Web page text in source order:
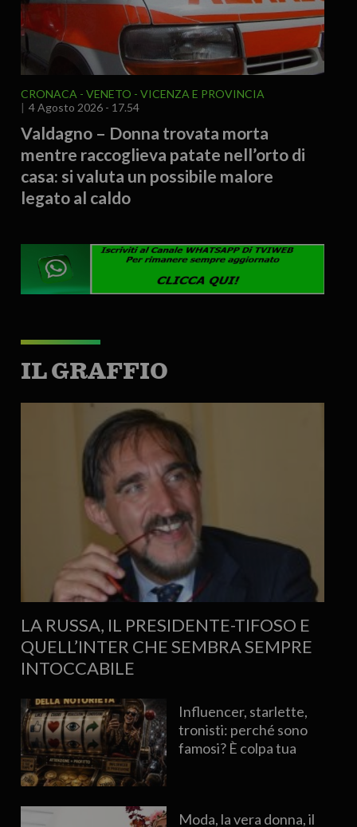
CRONACA VENETO
VICENZA E PROVINCIA
4 Agosto 2026 - 17.54
Valdagno – Donna trovata morta
mentre raccoglieva patate nell’orto di
casa: si valuta un possibile malore
legato al caldo
IL GRAFFIO
LA RUSSA, IL PRESIDENTE-TIFOSO E
QUELL’INTER CHE SEMBRA SEMPRE
INTOCCABILE
Influencer, starlette,
tronisti: perché sono
famosi? È colpa tua
Moda, la vera donna, il